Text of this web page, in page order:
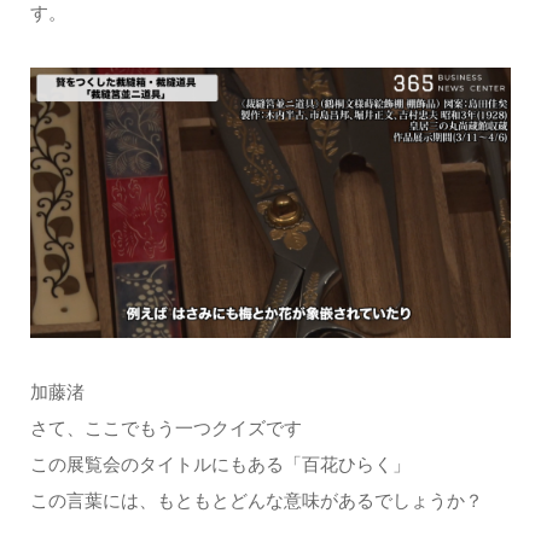
す。
加藤渚
さて、ここでもう一つクイズです
この展覧会のタイトルにもある「百花ひらく」
この言葉には、もともとどんな意味があるでしょうか？